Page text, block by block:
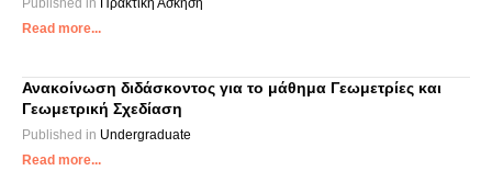
Published in Πρακτική Άσκηση
Read more...
Ανακοίνωση διδάσκοντος για το μάθημα Γεωμετρίες και
Γεωμετρική Σχεδίαση
Published in Undergraduate
Read more...